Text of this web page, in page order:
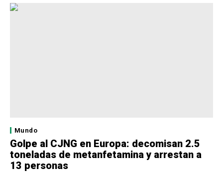
Mundo
Golpe al CJNG en Europa: decomisan 2.5
toneladas de metanfetamina y arrestan a
13 personas